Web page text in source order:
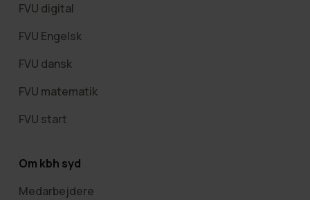
FVU digital
FVU Engelsk
FVU dansk
FVU matematik
FVU start
Om kbh syd
Medarbejdere